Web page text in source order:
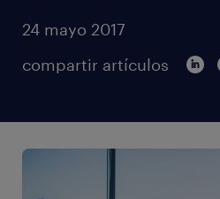
24 mayo 2017
compartir artículos